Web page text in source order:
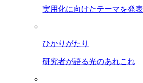
実用化に向けたテーマを発表
ひかりがたり
研究者が語る光のあれこれ